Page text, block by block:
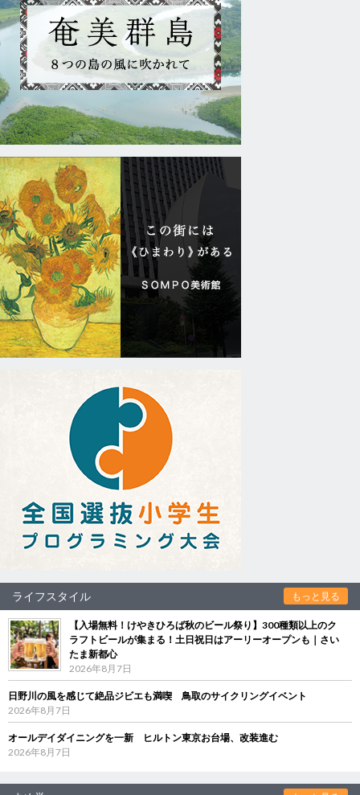
ライフスタイル もっと見る
【入場無料！けやきひろば秋のビール祭り】300種類以上のク
ラフトビールが集まる！土日祝日はアーリーオープンも｜さい
たま新都心
2026年8月7日
日野川の風を感じて絶品ジビエも満喫 鳥取のサイクリングイベント
2026年8月7日
オールデイダイニングを一新 ヒルトン東京お台場、改装進む
2026年8月7日